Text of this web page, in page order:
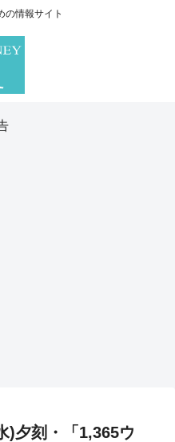
の情報サイト
)夕刻・「1,365ウ